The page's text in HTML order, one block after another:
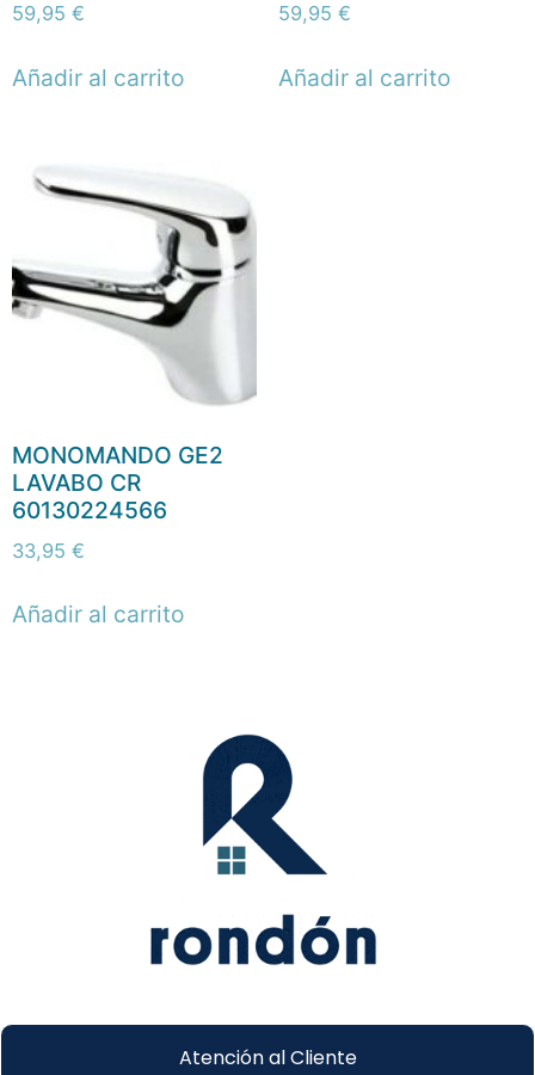
59,95 €
Añadir al carrito
59,95 €
Añadir al carrito
MONOMANDO GE2
LAVABO CR
60130224566
33,95 €
Añadir al carrito
Atención al Cliente